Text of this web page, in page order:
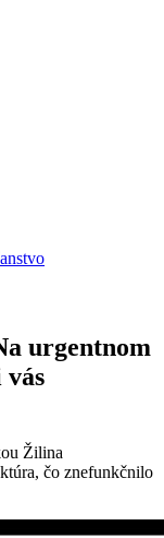
urgentnom
Žilina
čo znefunkčnilo